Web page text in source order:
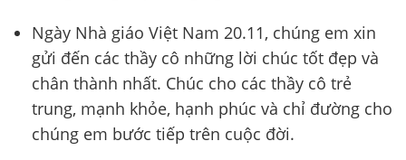
Ngày Nhà giáo Việt Nam 20.11, chúng em xin
gửi đến các thầy cô những lời chúc tốt đẹp và
chân thành nhất. Chúc cho các thầy cô trẻ
trung, mạnh khỏe, hạnh phúc và chỉ đường cho
chúng em bước tiếp trên cuộc đời.